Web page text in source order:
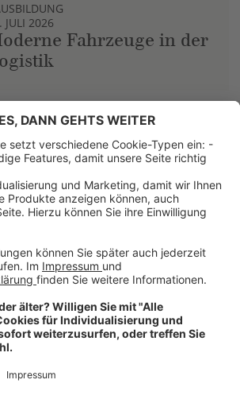
JULI 2026
Fahrzeuge in der